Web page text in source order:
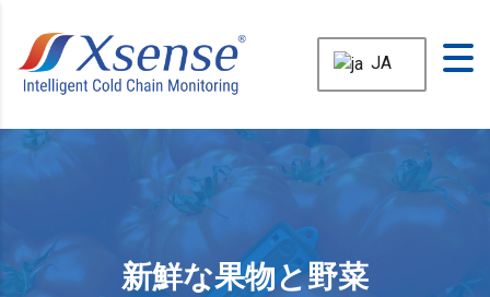
JA
新鮮な果物と野菜